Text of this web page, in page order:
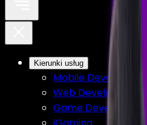
Kierunki usług
Mobile Development
Web Development
Game Development